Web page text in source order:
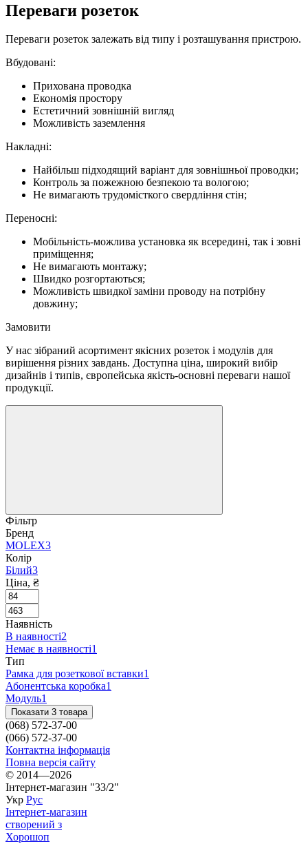
Переваги розеток
Переваги розеток залежать від типу і розташування пристрою.
Вбудовані:
Прихована проводка
Економія простору
Естетичний зовнішній вигляд
Можливість заземлення
Накладні:
Найбільш підходящий варіант для зовнішньої проводки;
Контроль за пожежною безпекою та вологою;
Не вимагають трудомісткого свердління стін;
Переносні:
Мобільність-можлива установка як всередині, так і зовні
приміщення;
Не вимагають монтажу;
Швидко розгортаються;
Можливість швидкої заміни проводу на потрібну
довжину;
Замовити
У нас зібраний асортимент якісних розеток і модулів для
вирішення різних завдань. Доступна ціна, широкий вибір
дизайнів і типів, європейська якість-основні переваги нашої
продукції.
Фільтр
Бренд
MOLEX3
Колір
Білий3
Ціна, ₴
Наявність
В наявності2
Немає в наявності1
Тип
Рамка для розеткової вставки1
Абонентська коробка1
Модуль1
Показати 3 товара
(068) 572-37-00
(066) 572-37-00
Контактна інформація
Повна версія сайту
© 2014—2026
Інтернет-магазин "33/2"
Укр Рус
Інтернет-магазин
створений з
Хорошоп